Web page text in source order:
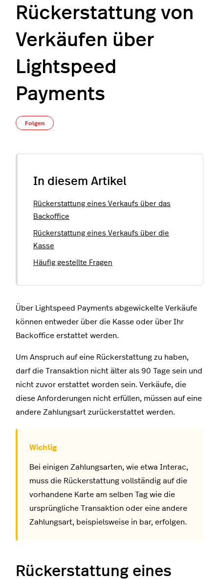
Rückerstattung von
Verkäufen über
Lightspeed
Payments
Folgen
In diesem Artikel
Rückerstattung eines Verkaufs über das
Backoffice
Rückerstattung eines Verkaufs über die
Kasse
Häufig gestellte Fragen
Über Lightspeed Payments abgewickelte Verkäufe
können entweder über die Kasse oder über Ihr
Backoffice erstattet werden.
Um Anspruch auf eine Rückerstattung zu haben,
darf die Transaktion nicht älter als 90 Tage sein und
nicht zuvor erstattet worden sein. Verkäufe, die
diese Anforderungen nicht erfüllen, müssen auf eine
andere Zahlungsart zurückerstattet werden.
Bei einigen Zahlungsarten, wie etwa Interac,
muss die Rückerstattung vollständig auf die
vorhandene Karte am selben Tag wie die
ursprüngliche Transaktion oder eine andere
Zahlungsart, beispielsweise in bar, erfolgen.
Rückerstattung eines